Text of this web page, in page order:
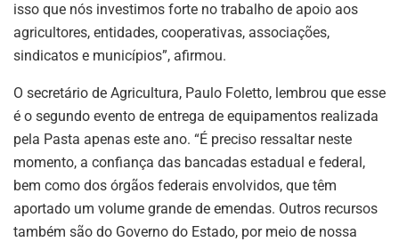
isso que nós investimos forte no trabalho de apoio aos
agricultores, entidades, cooperativas, associações,
sindicatos e municípios”, afirmou.
O secretário de Agricultura, Paulo Foletto, lembrou que esse
é o segundo evento de entrega de equipamentos realizada
pela Pasta apenas este ano. “É preciso ressaltar neste
momento, a confiança das bancadas estadual e federal,
bem como dos órgãos federais envolvidos, que têm
aportado um volume grande de emendas. Outros recursos
também são do Governo do Estado, por meio de nossa